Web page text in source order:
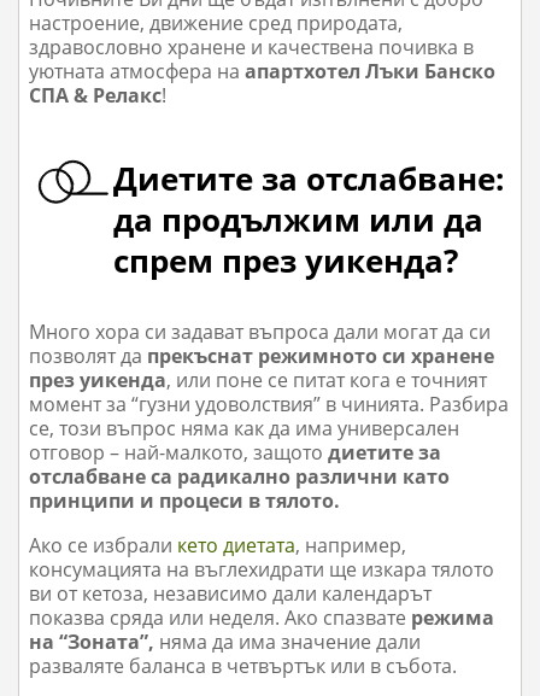
настроение, движение сред природата,
здравословно хранене и качествена почивка в
уютната атмосфера наапартхотел Лъки Банско
СПА & Релакс!
Диетите за отслабване:
да продължим или да
спрем през уикенда?
Много хора си задават въпроса дали могат да си
позволят да прекъснат режимното си хранене
през уикенда, или поне се питат кога е точният
момент за “гузни удоволствия” в чинията. Разбира
се, този въпрос няма как да има универсален
отговор – най-малкото, защотодиетите за
отслабване са радикално различни като
принципи и процеси в тялото.
Ако се избрали кето диетата, например,
консумацията на въглехидрати ще изкара тялото
ви от кетоза, независимо дали календарът
показва сряда или неделя. Ако спазвате режима
на “Зоната”, няма да има значение дали
разваляте баланса в четвъртък или в събота.